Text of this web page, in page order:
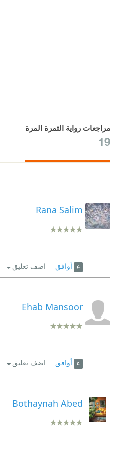
مراجعات رواية الثمرة المرة
19
Rana Salim
أوافق اضف تعليق
Ehab Mansoor
أوافق اضف تعليق
Bothaynah Abed